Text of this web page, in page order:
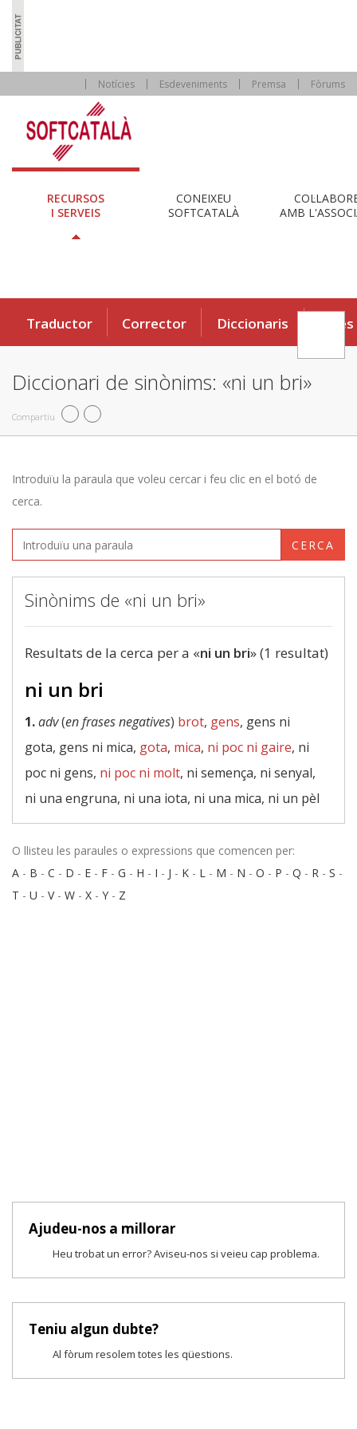
Notícies Esdeveniments Premsa Fòrums
RECURSOS
I SERVEIS
CONEIXEU
SOFTCATALÀ
AMB
Traductor Corrector Diccionaris Eines
Diccionari de sinònims: «ni un bri»
Compartiu
Introduïu la paraula que voleu cercar i feu clic en el botó de
cerca.
CERCA
Sinònims de «ni un bri»
Resultats de la cerca per a «ni un bri» (1 resultat)
ni un bri
1.adv(en frases negatives) brot, gens, gens ni
gota, gens ni mica, gota, mica, ni poc ni gaire, ni
poc ni gens, ni poc ni molt, ni semença, ni senyal,
ni una engruna, ni una iota, ni una mica, ni un pèl
O llisteu les paraules o expressions que comencen per:
A - B - C - D - E - F - G - H - I - J - K - L - M - N - O - P - Q - R - S -
T - U - V- W - X - Y - Z
Ajudeu-nos a millorar
Heu trobat un error? Aviseu-nos si veieu cap problema.
Teniu algun dubte?
Al fòrum resolem totes les qüestions.